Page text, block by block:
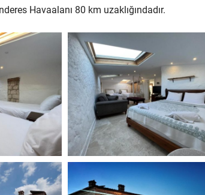
Havaalanı 80 km uzaklığındadır.